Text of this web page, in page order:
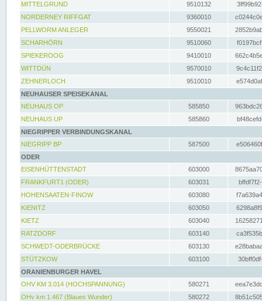
MITTELGRUND
9510132
NORDERNEY RIFFGAT
9360010
PELLWORM ANLEGER
9550021
SCHARHÖRN
9510060
SPIEKEROOG
9410010
WITTDÜN
9570010
ZEHNERLOCH
9510010
NEUHAUSER SPEISEKANAL
NEUHAUS OP
585850
NEUHAUS UP
585860
NIEGRIPPER VERBINDUNGSKANAL
NIEGRIPP BP
587500
ODER
EISENHÜTTENSTADT
603000
FRANKFURT1 (ODER)
603031
HOHENSAATEN-FINOW
603080
KIENITZ
603050
KIETZ
603040
RATZDORF
603140
SCHWEDT-ODERBRÜCKE
603130
STÜTZKOW
603100
ORANIENBURGER HAVEL
OHV KM 3.014 (HOCHSPANNUNG)
580271
OHv km 1.467 (Blaues Wunder)
580272